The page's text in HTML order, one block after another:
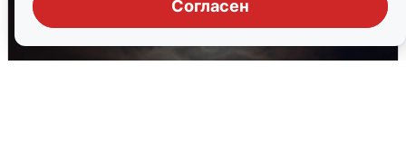
Согласен